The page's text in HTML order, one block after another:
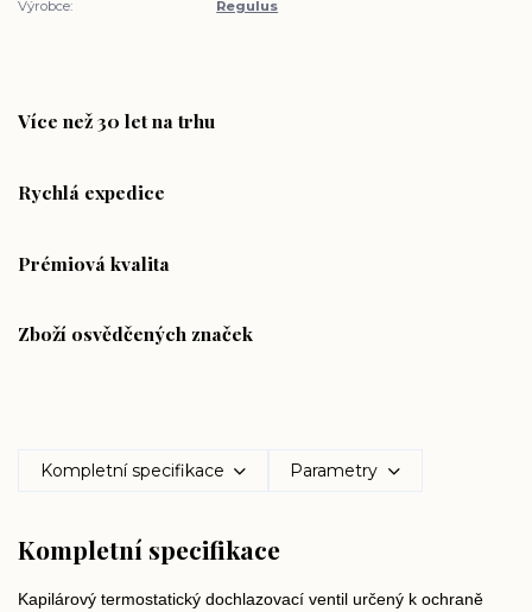
Výrobce:
Regulus
Více než 30 let na trhu
Rychlá expedice
Prémiová kvalita
Zboží osvědčených značek
Kompletní specifikace Parametry
Kompletní specifikace
Kapilárový termostatický dochlazovací ventil určený k ochraně